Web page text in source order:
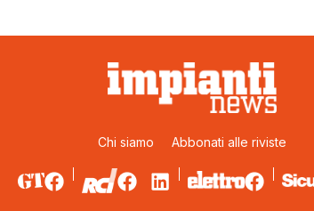
Chi siamo Abbonati alle riviste